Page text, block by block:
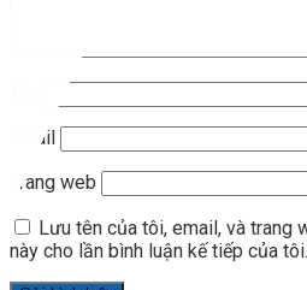
Email
Trang web
Lưu tên của tôi, email, và trang
này cho lần bình luận kế tiếp của tôi.